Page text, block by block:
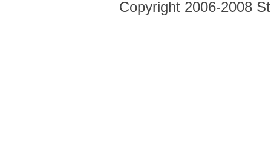
Copyright 2006-2008